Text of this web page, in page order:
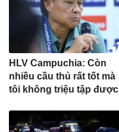
HLV Campuchia: Còn
nhiều cầu thủ rất tốt mà
tôi không triệu tập được